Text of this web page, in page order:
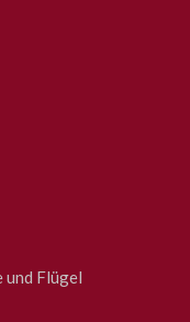
Flügel